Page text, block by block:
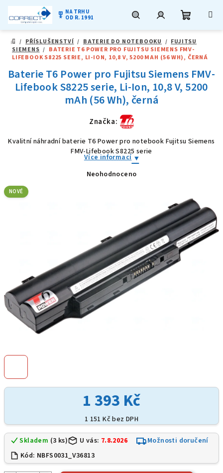
obsah
military_tech NA TRHU
OD R. 1991
košík
DOMŮ
/ PŘÍSLUŠENSTVÍ / BATERIE DO NOTEBOOKU / FUJITSU
SIEMENS / BATERIE T6 POWER PRO FUJITSU SIEMENS FMV-
LIFEBOOK S8225 SERIE, LI-ION, 10,8 V, 5200 MAH (56 WH), ČERNÁ
1 393 Kč
1 151 Kč bez DPH
Skladem (3 ks) U vás: 7.8.2026
Možnosti doručení
Kód: NBFS0031_V36813
Baterie T6 Power pro Fujitsu Siemens FMV-
Lifebook S8225 serie, Li-Ion, 10,8 V, 5200
mAh (56 Wh), černá
Značka:
Kvalitní náhradní baterie T6 Power pro notebook Fujitsu Siemens
FMV-Lifebook S8225 serie
Více informací
Průměrné
Neohodnoceno
NOVÉ